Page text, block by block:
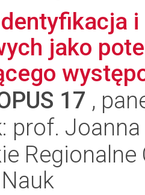
jako
17 ,
prof.